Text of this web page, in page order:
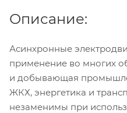
Описание:
Асинхронные
применение во многих
и добывающая
ЖКХ, энергетика и
незаменимы при